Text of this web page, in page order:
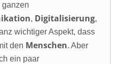
ganzen
, Digitalisierung,
wichtiger Aspekt, dass
den Menschen. Aber
ein paar